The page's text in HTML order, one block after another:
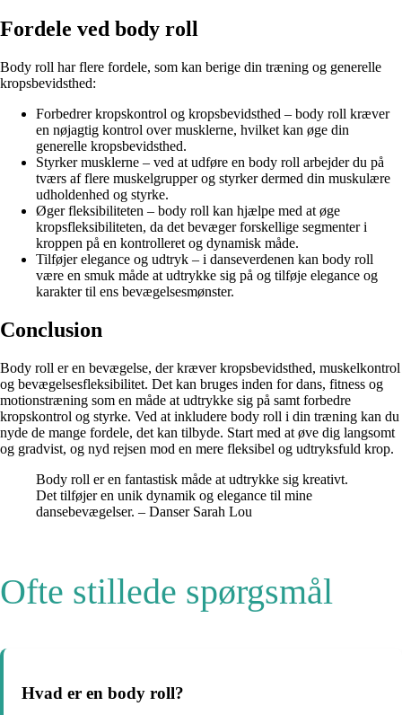
Fordele ved body roll
Body roll har flere fordele, som kan berige din træning og generelle
kropsbevidsthed:
Forbedrer kropskontrol og kropsbevidsthed – body roll kræver
en nøjagtig kontrol over musklerne, hvilket kan øge din
generelle kropsbevidsthed.
Styrker musklerne – ved at udføre en body roll arbejder du på
tværs af flere muskelgrupper og styrker dermed din muskulære
udholdenhed og styrke.
Øger fleksibiliteten – body roll kan hjælpe med at øge
kropsfleksibiliteten, da det bevæger forskellige segmenter i
kroppen på en kontrolleret og dynamisk måde.
Tilføjer elegance og udtryk – i danseverdenen kan body roll
være en smuk måde at udtrykke sig på og tilføje elegance og
karakter til ens bevægelsesmønster.
Conclusion
Body roll er en bevægelse, der kræver kropsbevidsthed, muskelkontrol
og bevægelsesfleksibilitet. Det kan bruges inden for dans, fitness og
motionstræning som en måde at udtrykke sig på samt forbedre
kropskontrol og styrke. Ved at inkludere body roll i din træning kan du
nyde de mange fordele, det kan tilbyde. Start med at øve dig langsomt
og gradvist, og nyd rejsen mod en mere fleksibel og udtryksfuld krop.
Body roll er en fantastisk måde at udtrykke sig kreativt.
Det tilføjer en unik dynamik og elegance til mine
dansebevægelser. – Danser Sarah Lou
Ofte stillede spørgsmål
Hvad er en body roll?